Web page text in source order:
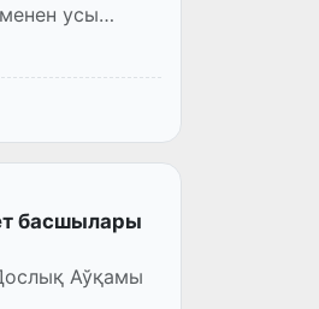
усы
басшылары
Аўқамы